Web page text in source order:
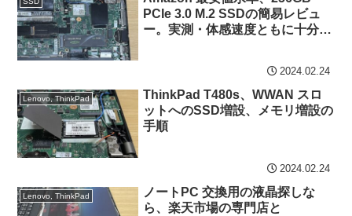
PCIe 3.0 M.2 SSDの簡易レビュ
ー。実測・体感速度ともに十分に
2024.02.24
Lenovo, ThinkPad
ThinkPad T480s、WWAN スロ
ットへのSSD増設、メモリ増設の
手順
2024.02.24
Lenovo, ThinkPad
ノートPC 交換用の液晶探しな
ら、楽天市場の専門店と